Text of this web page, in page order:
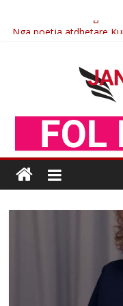
Nga poetja atdhetare
Çlirimtari Mentor
Xhevdet Qeriqi Dega e
Postim me vlera nga